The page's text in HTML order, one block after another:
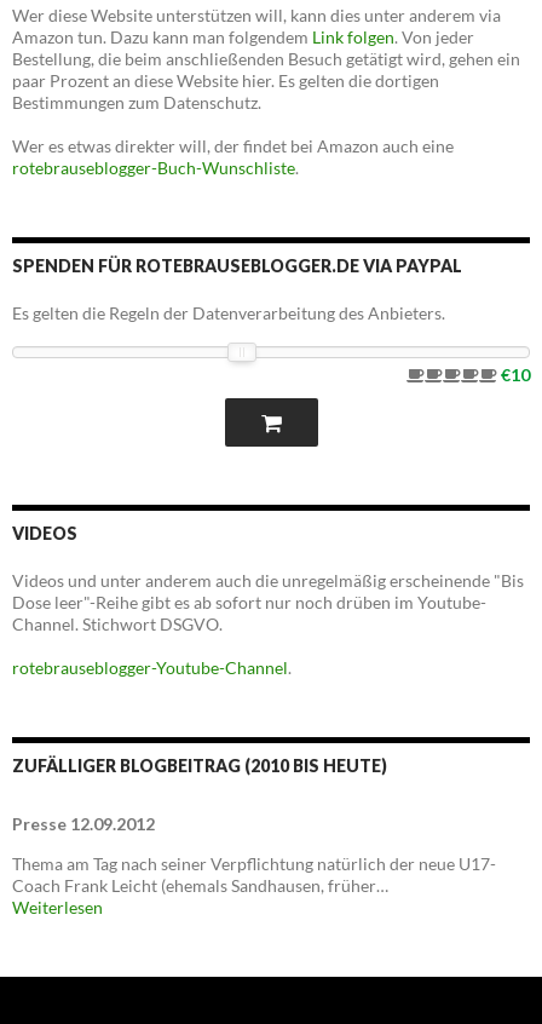
Wer diese Website unterstützen will, kann dies unter anderem via
Amazon tun. Dazu kann man folgendem Link folgen. Von jeder
Bestellung, die beim anschließenden Besuch getätigt wird, gehen ein
paar Prozent an diese Website hier. Es gelten die dortigen
Bestimmungen zum Datenschutz.
Wer es etwas direkter will, der findet bei Amazon auch eine
rotebrauseblogger-Buch-Wunschliste.
SPENDEN FÜR ROTEBRAUSEBLOGGER.DE VIA PAYPAL
Es gelten die Regeln der Datenverarbeitung des Anbieters.
€10
VIDEOS
Videos und unter anderem auch die unregelmäßig erscheinende "Bis
Dose leer"-Reihe gibt es ab sofort nur noch drüben im Youtube-
Channel. Stichwort DSGVO.
rotebrauseblogger-Youtube-Channel.
ZUFÄLLIGER BLOGBEITRAG (2010 BIS HEUTE)
Presse 12.09.2012
Thema am Tag nach seiner Verpflichtung natürlich der neue U17-
Coach Frank Leicht (ehemals Sandhausen, früher…
Weiterlesen